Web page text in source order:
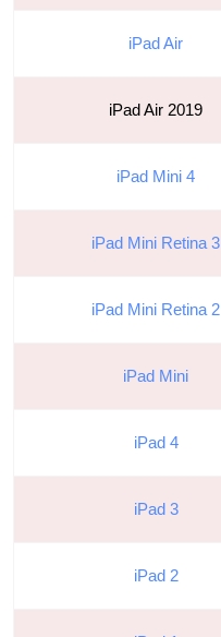
iPad Air
iPad Air 2019
iPad Mini 4
iPad Mini Retina 3
iPad Mini Retina 2
iPad Mini
iPad 4
iPad 3
iPad 2